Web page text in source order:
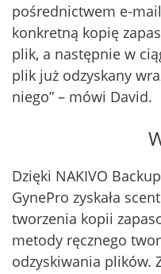
pośrednictwem e-
konkretną kopię
plik, a następnie w
plik już odzyskany
niego” – mówi David.
Dzięki NAKIVO
GynePro zyskała
tworzenia kopii
metody ręcznego
odzyskiwania plików.